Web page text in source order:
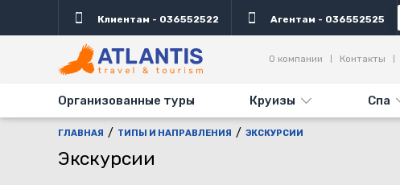
Клиентам - 036552522 Агентам - 036552525
Организованные туры Круизы Спа
О компании Контакты
ГЛАВНАЯ ТИПЫ И НАПРАВЛЕНИЯ ЭКСКУРСИИ
Экскурсии